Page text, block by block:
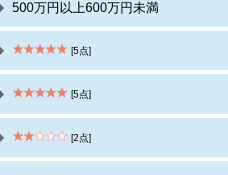
500万円以上600万円未満
[5点]
[5点]
[2点]